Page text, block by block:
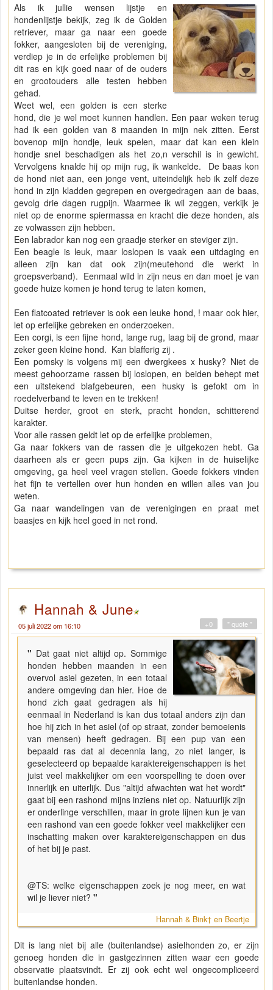
Als ik jullie wensen lijstje en
hondenlijstje bekijk, zeg ik de Golden
retriever, maar ga naar een goede
fokker, aangesloten bij de vereniging,
verdiep je in de erfelijke problemen bij
dit ras en kijk goed naar of de ouders
en grootouders alle testen hebben
gehad.
Weet wel, een golden is een sterke
hond, die je wel moet kunnen handlen. Een paar weken terug
had ik een golden van 8 maanden in mijn nek zitten. Eerst
bovenop mijn hondje, leuk spelen, maar dat kan een klein
hondje snel beschadigen als het zo,n verschil is in gewicht.
Vervolgens knalde hij op mijn rug, ik wankelde. De baas kon
de hond niet aan, een jonge vent, uiteindelijk heb ik zelf deze
hond in zijn kladden gegrepen en overgedragen aan de baas,
gevolg drie dagen rugpijn. Waarmee ik wil zeggen, verkijk je
niet op de enorme spiermassa en kracht die deze honden, als
ze volwassen zijn hebben.
Een labrador kan nog een graadje sterker en steviger zijn.
Een beagle is leuk, maar loslopen is vaak een uitdaging en
alleen zijn kan dat ook zijn(meutehond die werkt in
groepsverband). Eenmaal wild in zijn neus en dan moet je van
goede huize komen je hond terug te laten komen,
Een flatcoated retriever is ook een leuke hond, ! maar ook hier,
let op erfelijke gebreken en onderzoeken.
Een corgi, is een fijne hond, lange rug, laag bij de grond, maar
zeker geen kleine hond. Kan blafferig zij .
Een pomsky is volgens mij een dwergkees x husky? Niet de
meest gehoorzame rassen bij loslopen, en beiden behept met
een uitstekend blafgebeuren, een husky is gefokt om in
roedelverband te leven en te trekken!
Duitse herder, groot en sterk, pracht honden, schitterend
karakter.
Voor alle rassen geldt let op de erfelijke problemen,
Ga naar fokkers van de rassen die je uitgekozen hebt. Ga
daarheen als er geen pups zijn. Ga kijken in de huiselijke
omgeving, ga heel veel vragen stellen. Goede fokkers vinden
het fijn te vertellen over hun honden en willen alles van jou
weten.
Ga naar wandelingen van de verenigingen en praat met
baasjes en kijk heel goed in net rond.
Hannah & June
05 juli 2022 om 16:10 " quote "
+0
" Dat gaat niet altijd op. Sommige
honden hebben maanden in een
overvol asiel gezeten, in een totaal
andere omgeving dan hier. Hoe de
hond zich gaat gedragen als hij
eenmaal in Nederland is kan dus totaal anders zijn dan
hoe hij zich in het asiel (of op straat, zonder bemoeienis
van mensen) heeft gedragen. Bij een pup van een
bepaald ras dat al decennia lang, zo niet langer, is
geselecteerd op bepaalde karaktereigenschappen is het
juist veel makkelijker om een voorspelling te doen over
innerlijk en uiterlijk. Dus "altijd afwachten wat het wordt"
gaat bij een rashond mijns inziens niet op. Natuurlijk zijn
er onderlinge verschillen, maar in grote lijnen kun je van
een rashond van een goede fokker veel makkelijker een
inschatting maken over karaktereigenschappen en dus
of het bij je past.
@TS: welke eigenschappen zoek je nog meer, en wat
wil je liever niet? "
Hannah & Bink† en Beertje
Dit is lang niet bij alle (buitenlandse) asielhonden zo, er zijn
genoeg honden die in gastgezinnen zitten waar een goede
observatie plaatsvindt. Er zij ook echt wel ongecompliceerd
buitenlandse honden.